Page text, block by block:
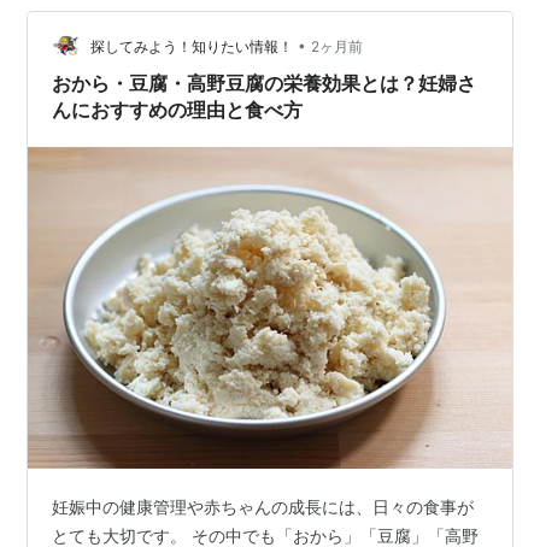
だり、冷房がキンキンに冷えた部屋に閉じこもったり…
すると、体が冷えて、リンパや血液の巡りがとどこおり
ます。いらない水分が体の外へ出ていかなくなり…
探してみよう！知りたい情報！ • 2ヶ月前
おから・豆腐・高野豆腐の栄養効果とは？妊婦さ
んにおすすめの理由と食べ方
妊娠中の健康管理や赤ちゃんの成長には、日々の食事が
とても大切です。 その中でも「おから」「豆腐」「高野